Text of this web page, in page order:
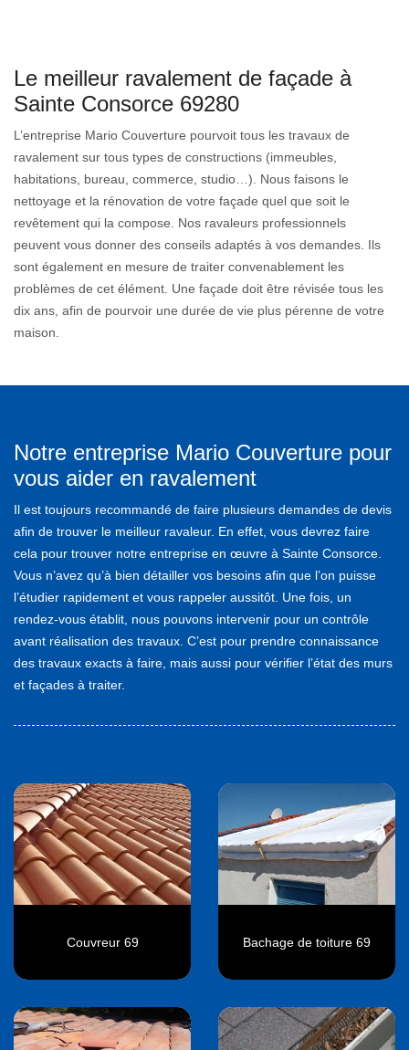
Le meilleur ravalement de façade à
Sainte Consorce 69280
L’entreprise Mario Couverture pourvoit tous les travaux de
ravalement sur tous types de constructions (immeubles,
habitations, bureau, commerce, studio…). Nous faisons le
nettoyage et la rénovation de votre façade quel que soit le
revêtement qui la compose. Nos ravaleurs professionnels
peuvent vous donner des conseils adaptés à vos demandes. Ils
sont également en mesure de traiter convenablement les
problèmes de cet élément. Une façade doit être révisée tous les
dix ans, afin de pourvoir une durée de vie plus pérenne de votre
maison.
Notre entreprise Mario Couverture pour
vous aider en ravalement
Il est toujours recommandé de faire plusieurs demandes de devis
afin de trouver le meilleur ravaleur. En effet, vous devrez faire
cela pour trouver notre entreprise en œuvre à Sainte Consorce.
Vous n’avez qu’à bien détailler vos besoins afin que l’on puisse
l’étudier rapidement et vous rappeler aussitôt. Une fois, un
rendez-vous établit, nous pouvons intervenir pour un contrôle
avant réalisation des travaux. C’est pour prendre connaissance
des travaux exacts à faire, mais aussi pour vérifier l’état des murs
et façades à traiter.
Couvreur 69 Bachage de toiture 69